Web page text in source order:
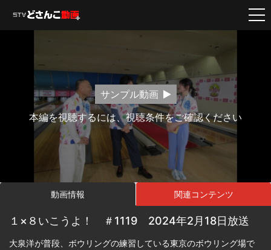
サンプル動画
本編を視聴するには、視聴条件をご確認ください
動画情報 関連コンテンツ
１×８いこうよ！ ＃1119 2024年2月18日放送
大泉洋が普段、ボウリングの練習している東京のボウリング場で